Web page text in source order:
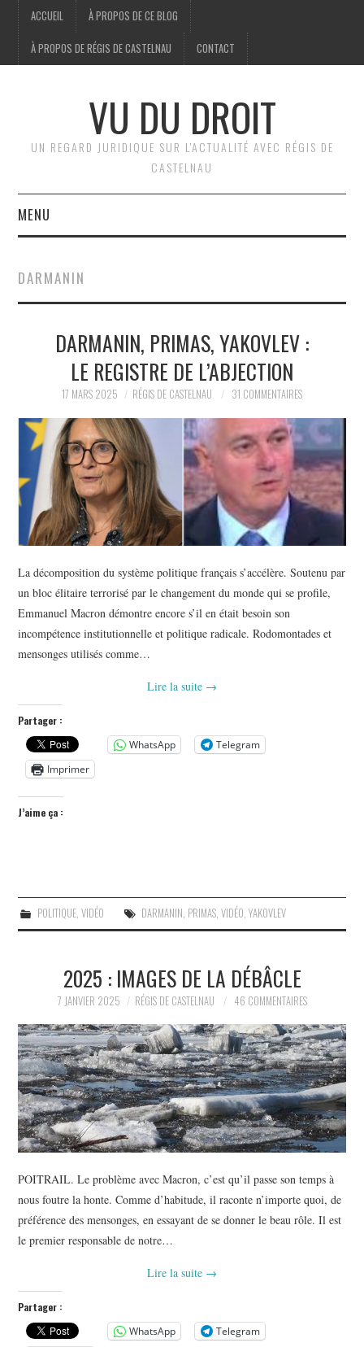
ACCUEIL À PROPOS DE CE BLOG
À PROPOS DE RÉGIS DE CASTELNAU CONTACT
VU DU DROIT
UN REGARD JURIDIQUE SUR L'ACTUALITÉ AVEC RÉGIS DE
CASTELNAU
MENU
BRÈVES
JURIDIQUE
POLITIQUE
HISTOIRE
CULTURE
SPORT
DARMANIN
DARMANIN, PRIMAS, YAKOVLEV :
LE REGISTRE DE L’ABJECTION
17 MARS 2025 RÉGIS DE CASTELNAU 31 COMMENTAIRES
La décomposition du système politique français s’accélère. Soutenu par
un bloc élitaire terrorisé par le changement du monde qui se profile,
Emmanuel Macron démontre encore s’il en était besoin son
incompétence institutionnelle et politique radicale. Rodomontades et
mensonges utilisés comme…
Lire la suite →
Partager :
WhatsApp
Telegram
Imprimer
J’aime ça :
POLITIQUE, VIDÉO DARMANIN, PRIMAS, VIDÉO, YAKOVLEV
2025 : IMAGES DE LA DÉBÂCLE
7 JANVIER 2025 RÉGIS DE CASTELNAU 46 COMMENTAIRES
POITRAIL. Le problème avec Macron, c’est qu’il passe son temps à
nous foutre la honte. Comme d’habitude, il raconte n’importe quoi, de
préférence des mensonges, en essayant de se donner le beau rôle. Il est
le premier responsable de notre…
Lire la suite →
Partager :
WhatsApp
Telegram